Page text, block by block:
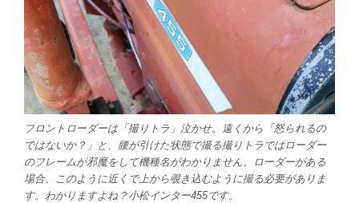
フロントローダーは「撮りトラ」泣かせ。遠くから「怒られるの
ではないか？」と、腰が引けた状態で撮る撮りトラではローダー
のフレームが邪魔をして機種名がわかりません。ローダーがある
場合、このように近くで上から覗き込むように撮る必要がありま
す。わかりますよね？小松インター455です。